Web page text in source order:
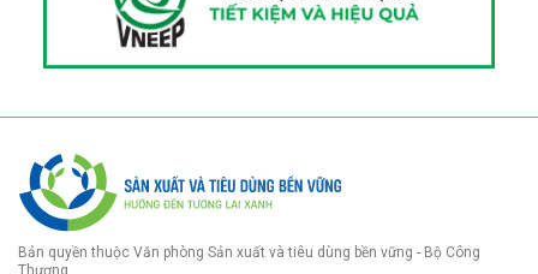
Bản quyền thuộc Văn phòng Sản xuất và tiêu dùng bền vững - Bộ Công